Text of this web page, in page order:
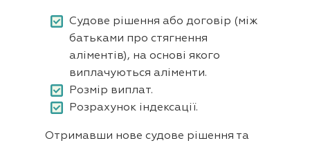
Судове рішення або договір (між
батьками про стягнення
аліментів), на основі якого
виплачуються аліменти.
Розмір виплат.
Розрахунок індексації.
Отримавши нове судове рішення та